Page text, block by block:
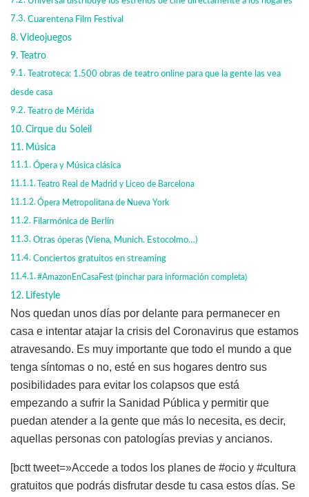
Cuarentena Film Festival
Videojuegos
Teatro
Teatroteca: 1.500 obras de teatro online para que la gente las vea
desde casa
Teatro de Mérida
Cirque du Soleil
Música
Ópera y Música clásica
Teatro Real de Madrid y Liceo de Barcelona
Ópera Metropolitana de Nueva York
Filarmónica de Berlín
Otras óperas (Viena, Munich. Estocolmo…)
Conciertos gratuitos en streaming
#AmazonEnCasaFest (pinchar para información completa)
Lifestyle
Nos quedan unos días por delante para permanecer en
casa e intentar atajar la crisis del Coronavirus que estamos
atravesando. Es muy importante que todo el mundo a que
tenga síntomas o no, esté en sus hogares dentro sus
posibilidades para evitar los colapsos que está
empezando a sufrir la Sanidad Pública y permitir que
puedan atender a la gente que más lo necesita, es decir,
aquellas personas con patologías previas y ancianos.
[bctt tweet=»Accede a todos los planes de #ocio y #cultura
gratuitos que podrás disfrutar desde tu casa estos días. Se